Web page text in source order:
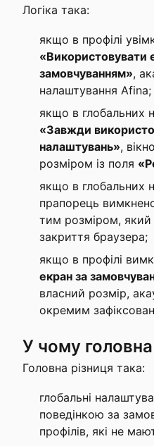
Логіка така:
якщо в профілі
«Використовувати
замовчуванням»,
налаштування Afina;
якщо в глобальних
«Завжди
налаштувань»,
розміром із поля
якщо в глобальних
прапорець
тим розміром, який
закриття браузера;
якщо в профілі
екран за
власний розмір,
окремим
У чому головна
Головна різниця така:
глобальні
поведінкою за
профілів, які не